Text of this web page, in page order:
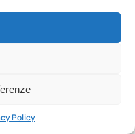
Policy
con tour